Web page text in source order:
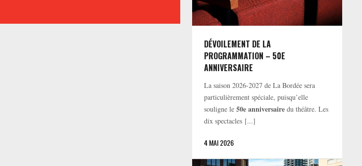
DÉVOILEMENT DE LA
PROGRAMMATION – 50E
ANNIVERSAIRE
La saison 2026-2027 de La Bordée sera
particulièrement spéciale, puisqu’elle
souligne le50e anniversaire du théâtre. Les
dix spectacles [...]
4 MAI 2026